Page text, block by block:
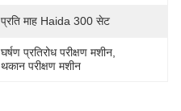
प्रति माह Haida 300 सेट
घर्षण प्रतिरोध परीक्षण मशीन
थकान परीक्षण मशीन